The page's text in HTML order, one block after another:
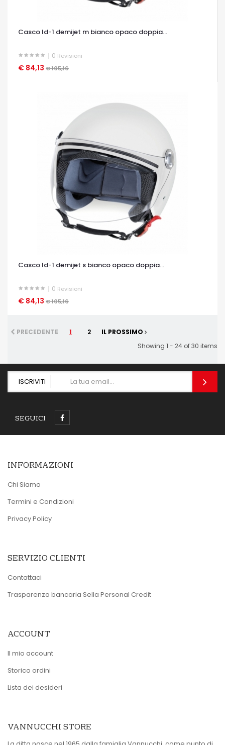
Casco ld-1 demijet m bianco opaco doppia...
0 Revisioni
€ 84,13 € 105,16
OCCHIATA VELOCE
Casco ld-1 demijet s bianco opaco doppia...
0 Revisioni
€ 84,13 € 105,16
OCCHIATA VELOCE
PRECEDENTE 1 2
IL PROSSIMO
Showing 1 - 24 of 30 items
ISCRIVITI
SEGUICI
INFORMAZIONI
Chi Siamo
Termini e Condizioni
Privacy Policy
SERVIZIO CLIENTI
Contattaci
Trasparenza bancaria Sella Personal Credit
ACCOUNT
Il mio account
Storico ordini
Lista dei desideri
VANNUCCHI STORE